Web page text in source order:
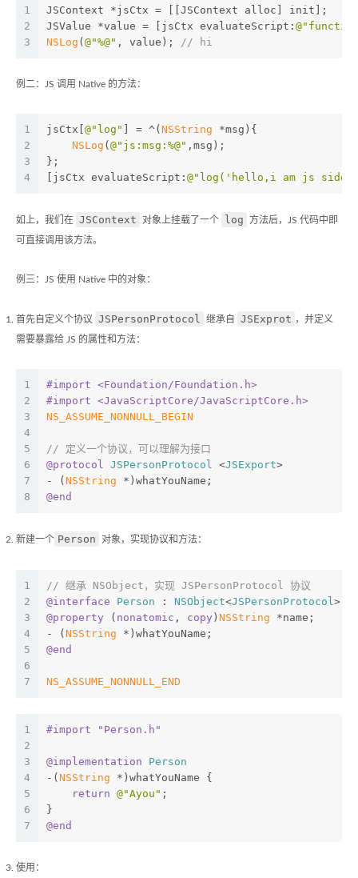
1
2
3
JSContext *jsCtx = [[JSContext alloc] init];
JSValue *value = [jsCtx evaluateScript:
NSLog ( @"%@" , value); // hi
例二：JS 调用 Native 的方法：
1
2
3
4
jsCtx[ @"log" ] = ^( NSString *msg){
NSLog ( @"js:msg:%@" ,msg);
};
[jsCtx evaluateScript: @"log('hello,i am js
如上，我们在 JSContext 对象上挂载了一个 log 方法后，JS 代码中即
可直接调用该方法。
例三：JS 使用 Native 中的对象：
首先自定义个协议 JSPersonProtocol 继承自 JSExprot ，并定义
需要暴露给 JS 的属性和方法：
1
2
3
4
5
6
7
8
#import <Foundation/Foundation.h>
#import <JavaScriptCore/JavaScriptCore.h>
NS_ASSUME_NONNULL_BEGIN
// 定义一个协议，可以理解为接口
@protocol JSPersonProtocol <JSExport>
- ( NSString *)whatYouName;
@end
新建一个 Person 对象，实现协议和方法：
1
2
3
4
5
6
7
// 继承 NSObject，实现 JSPersonProtocol 协议
@interface
Person : NSObject<JSPersonProtocol>
@property ( nonatomic , copy ) NSString *name;
- ( NSString *)whatYouName;
@end
NS_ASSUME_NONNULL_END
1
2
3
4
5
6
7
#import "Person.h"
@implementation
Person
-( NSString *)whatYouName {
return @"Ayou" ;
}
@end
使用：